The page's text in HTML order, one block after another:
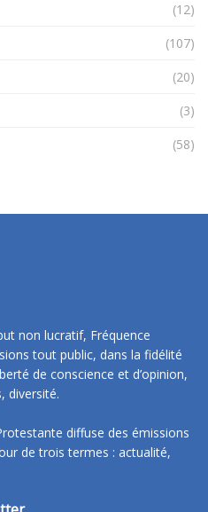
(12)
(107)
(20)
(3)
(58)
non lucratif, Fréquence
tout public, dans la fidélité
de conscience et d’opinion,
diversité.
diffuse des émissions
de trois termes : actualité,